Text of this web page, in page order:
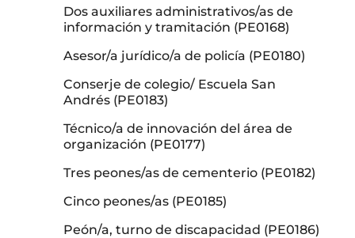
Dos auxiliares administrativos/as de
información y tramitación (PE0168)
Asesor/a jurídico/a de policía (PE0180)
Conserje de colegio/ Escuela San
Andrés (PE0183)
Técnico/a de innovación del área de
organización (PE0177)
Tres peones/as de cementerio (PE0182)
Cinco peones/as (PE0185)
Peón/a, turno de discapacidad (PE0186)